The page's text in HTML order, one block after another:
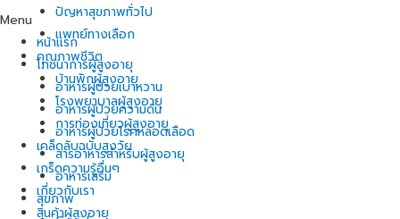
Menu
หน้าแรก
โภชนาการผู้สูงอายุ
อาหารผู้ป่วยเบาหวาน
อาหารผู้ป่วยความดัน
อาหารผู้ป่วยโรคหลอดเลือด
สารอาหารสำหรับผู้สูงอายุ
อาหารเสริม
สุขภาพ
ปัญหาสุขภาพทั่วไป
แพทย์ทางเลือก
คุณภาพชีวิต
บ้านพักผู้สูงอายุ
โรงพยาบาลผู้สูงอายุ
การท่องเที่ยวผู้สูงอายุ
เคล็ดลับฉบับสูงวัย
เกร็ดความรู้อื่นๆ
เกี่ยวกับเรา
สินค้าผู้สูงอายุ